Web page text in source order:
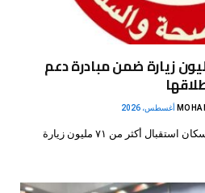
الصحة: ٧١ مليون زيارة ضمن مبادرة دعم
أعلنت وزارة الصحة والسكان استقبال أكثر من ٧١ مليون زيارة